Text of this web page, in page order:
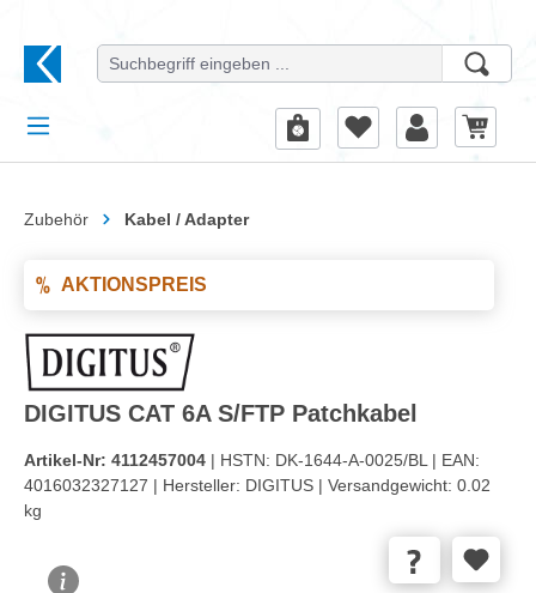
Zubehör Kabel / Adapter
AKTIONSPREIS
DIGITUS CAT 6A S/FTP Patchkabel
Artikel-Nr: 4112457004 | HSTN: DK-1644-A-0025/BL | EAN:
4016032327127 | Hersteller: DIGITUS | Versandgewicht: 0.02
kg